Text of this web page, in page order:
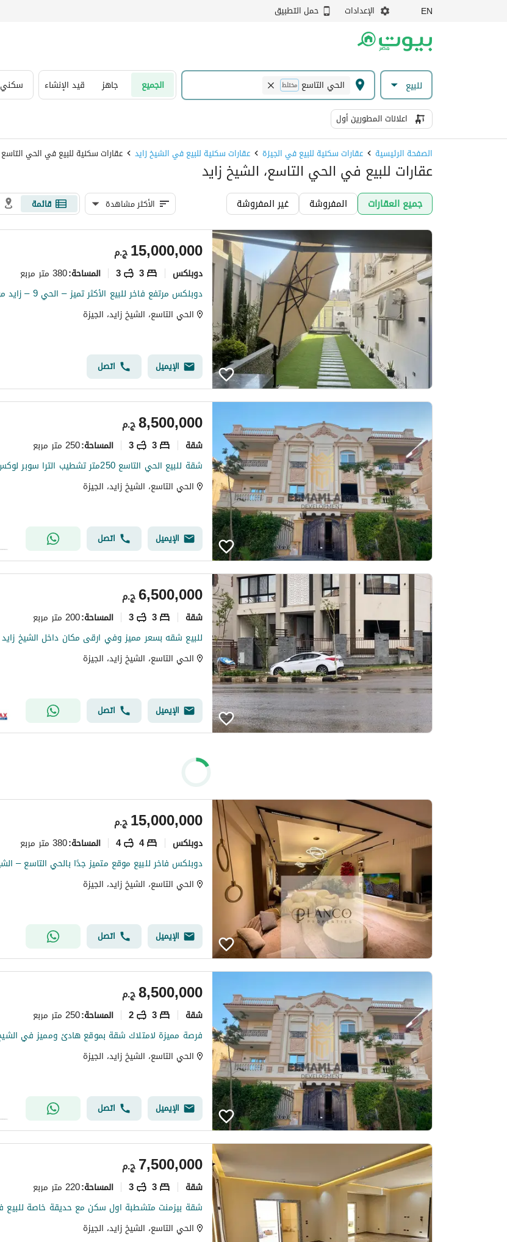
EN الإعدادات حمل التطبيق
للبيع الحي التاسع مختلط الجميع جاهز قيد الإنشاء سكني
اعلانات المطورين أول
الصفحة الرئيسية عقارات سكنية للبيع في الجيزة عقارات سكنية للبيع في الشيخ زايد عقارات سكنية للبيع في الحي التاسع
عقارات للبيع في الحي التاسع، الشيخ زايد
جميع العقارات المفروشة غير المفروشة الأكثر مشاهدة قائمة
ج.م15,000,000
دوبلكس 3
3 المساحة:380 متر مربع
الحي التاسع، الشيخ زايد، الجيزة
الإيميل اتصل
ج.م8,500,000
شقة 3
3 المساحة:250 متر مربع
الحي التاسع، الشيخ زايد، الجيزة
الإيميل اتصل
ج.م6,500,000
شقة 3
3 المساحة:200 متر مربع
الحي التاسع، الشيخ زايد، الجيزة
الإيميل اتصل
ج.م15,000,000
دوبلكس 4
4 المساحة:380 متر مربع
الحي التاسع، الشيخ زايد، الجيزة
الإيميل اتصل
ج.م8,500,000
شقة 3
2 المساحة:250 متر مربع
الحي التاسع، الشيخ زايد، الجيزة
الإيميل اتصل
ج.م7,500,000
شقة 3
3 المساحة:220 متر مربع
الحي التاسع، الشيخ زايد، الجيزة